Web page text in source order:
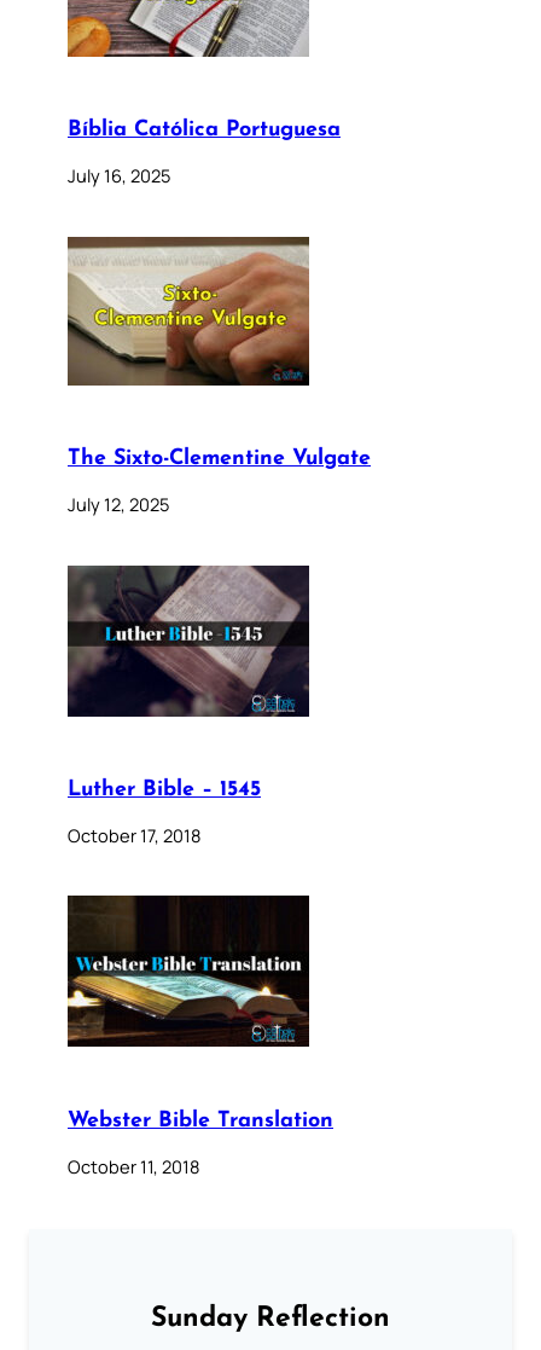
Bíblia Católica Portuguesa
July 16, 2025
The Sixto-Clementine Vulgate
July 12, 2025
Luther Bible – 1545
October 17, 2018
Webster Bible Translation
October 11, 2018
Sunday Reflection